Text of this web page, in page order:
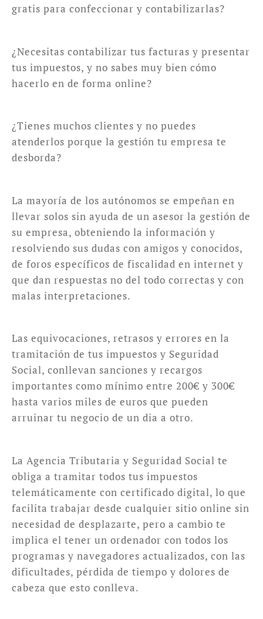
gratis para confeccionar y contabilizarlas?
¿Necesitas contabilizar tus facturas y presentar
tus impuestos, y no sabes muy bien cómo
hacerlo en de forma online?
¿Tienes muchos clientes y no puedes
atenderlos porque la gestión tu empresa te
desborda?
La mayoría de los autónomos se empeñan en
llevar solos sin ayuda de un asesor la gestión de
su empresa, obteniendo la información y
resolviendo sus dudas con amigos y conocidos,
de foros específicos de fiscalidad en internet y
que dan respuestas no del todo correctas y con
malas interpretaciones.
Las equivocaciones, retrasos y errores en la
tramitación de tus impuestos y Seguridad
Social, conllevan sanciones y recargos
importantes como mínimo entre 200€ y 300€
hasta varios miles de euros que pueden
arruinar tu negocio de un dia a otro.
La Agencia Tributaria y Seguridad Social te
obliga a tramitar todos tus impuestos
telemáticamente con certificado digital, lo que
facilita trabajar desde cualquier sitio online sin
necesidad de desplazarte, pero a cambio te
implica el tener un ordenador con todos los
programas y navegadores actualizados, con las
dificultades, pérdida de tiempo y dolores de
cabeza que esto conlleva.